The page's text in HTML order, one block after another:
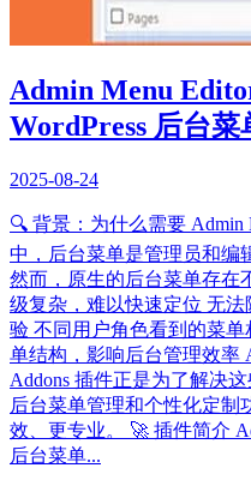
Admin Menu
WordPress 后台
2025-08-24
🔍 背景：为什么需要 Admin
中，后台菜单是管理员和编
然而，原生的后台菜单存在
级复杂，难以快速定位 无
验 不同用户角色看到的菜
单结构，影响后台管理效率
Addons 插件正是为了解决
后台菜单管理和个性化定制
效、更专业。 🚀 插件简介
后台菜单...